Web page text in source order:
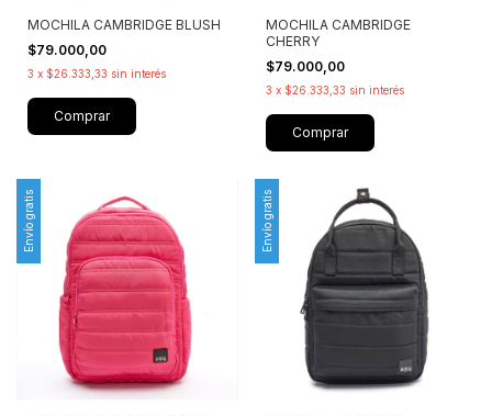
MOCHILA CAMBRIDGE BLUSH
$79.000,00
3 x $26.333,33 sin interés
Comprar
MOCHILA CAMBRIDGE
CHERRY
$79.000,00
3 x $26.333,33 sin interés
Comprar
Envío gratis Envío gratis